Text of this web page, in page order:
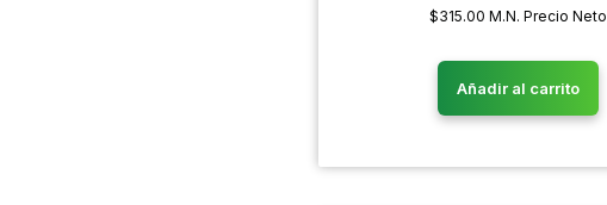
$315.00 M.N. Precio Neto
Añadir al carrito